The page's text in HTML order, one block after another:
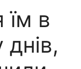
їм в
днів,